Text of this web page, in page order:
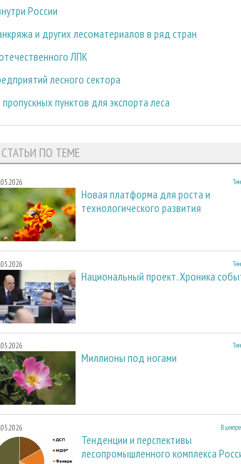
России
и других лесоматериалов в ряд стран
ЛПК
лесного сектора
пунктов для экспорта леса
СТАТЬИ ПО ТЕМЕ
Новая платформа для роста и
технологического развития
Национальный проект. Хроника
Миллионы под ногами
В
Тенденции и перспективы
лесопромышленного комплекса